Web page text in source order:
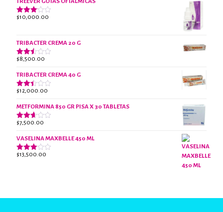
de 5
Valorado
$10,000.00
TRIBACTER CREMA 20 G
Valorado
2.47
de 5
$8,500.00
TRIBACTER CREMA 40 G
Valorado
2.40
de 5
$12,000.00
METFORMINA 850 GR PISA X 30 TABLETAS
Valorado
2.63
de 5
$7,500.00
VASELINA MAXBELLE 450 ML
Valorado
$13,500.00